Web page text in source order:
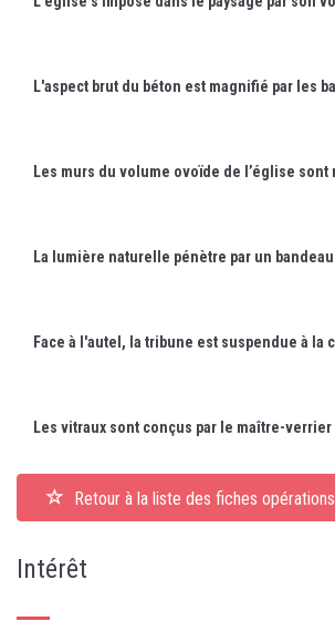
Retour à la liste des fiches opérations
Intérêt